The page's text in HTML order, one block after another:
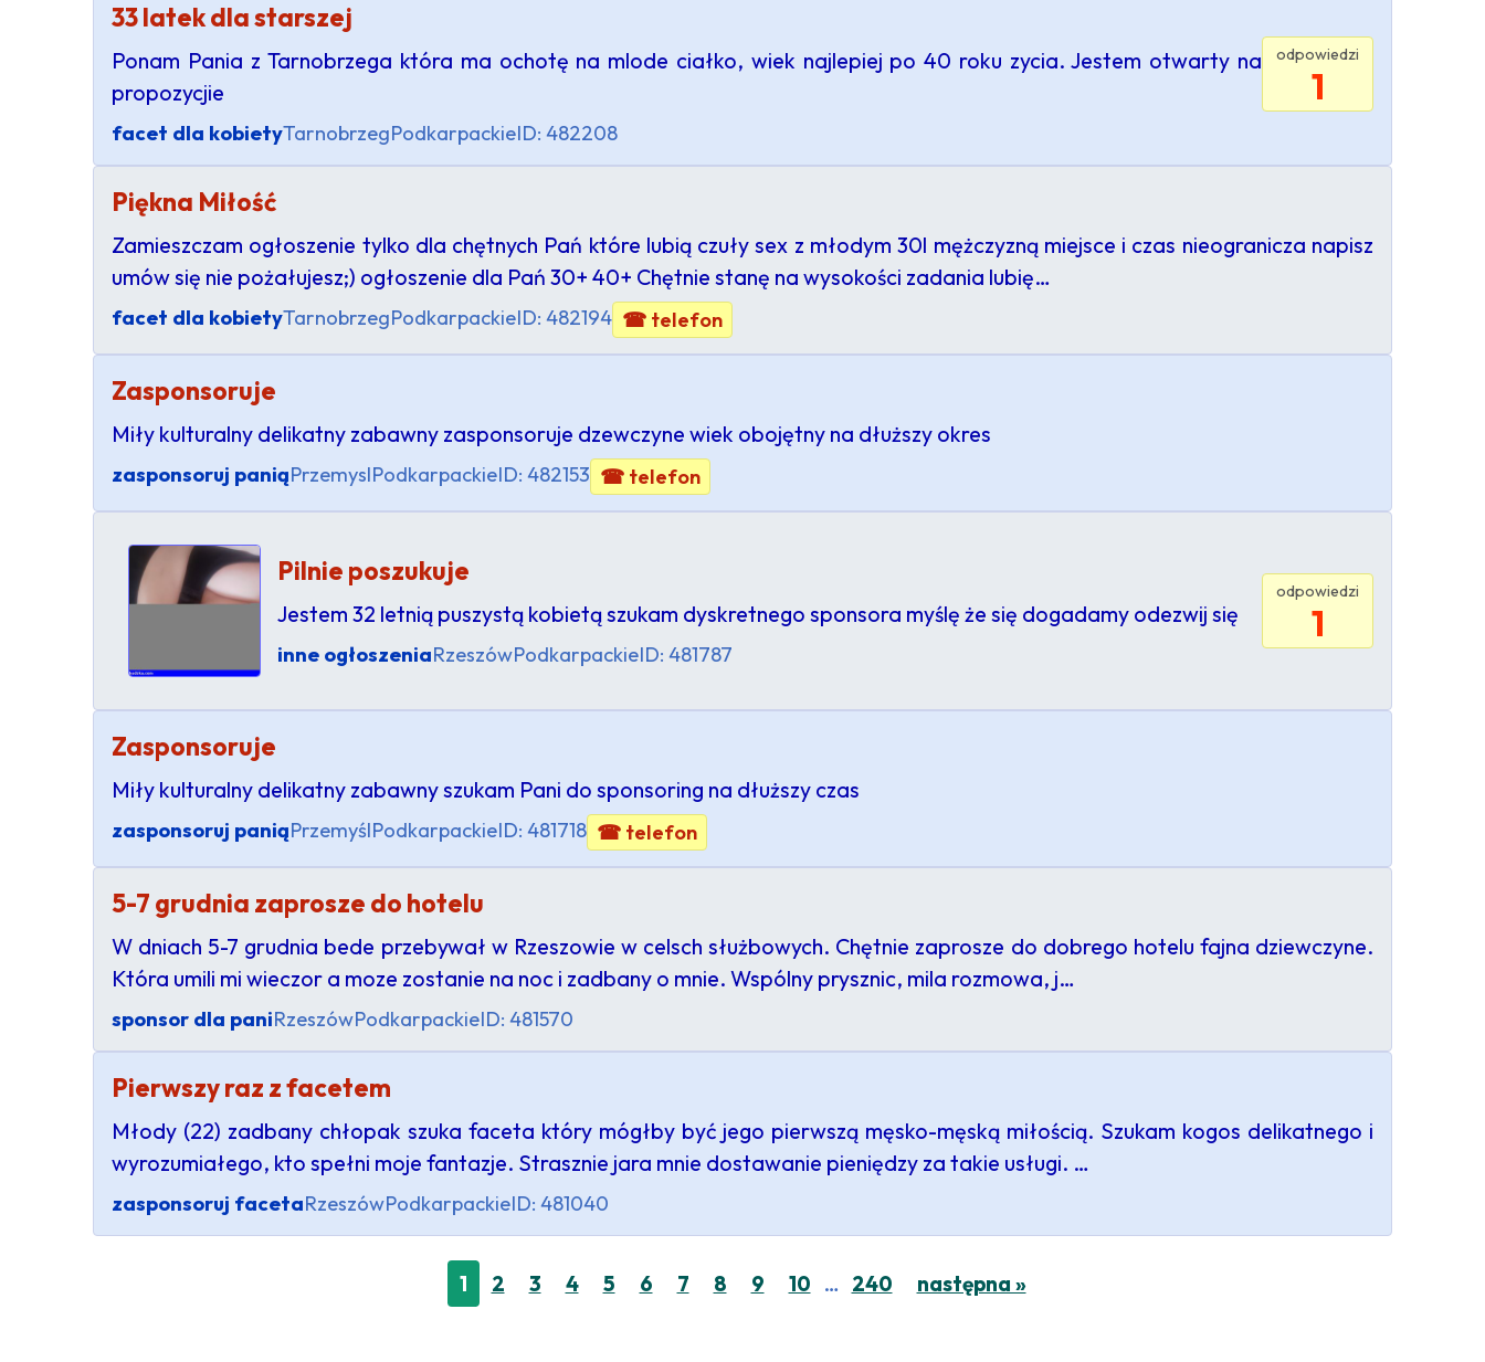
33 latek dla starszej
Ponam Pania z Tarnobrzega która ma ochotę na mlode ciałko, wiek najlepiej po 40 roku zycia. Jestem otwarty na
propozycjie
facet dla kobietyTarnobrzegPodkarpackieID: 482208
odpowiedzi
1
Piękna Miłość
Zamieszczam ogłoszenie tylko dla chętnych Pań które lubią czuły sex z młodym 30l mężczyzną miejsce i czas nieogranicza napisz
umów się nie pożałujesz;) ogłoszenie dla Pań 30+ 40+ Chętnie stanę na wysokości zadania lubię…
facet dla kobietyTarnobrzegPodkarpackieID: 482194 ☎ telefon
Zasponsoruje
Miły kulturalny delikatny zabawny zasponsoruje dzewczyne wiek obojętny na dłuższy okres
zasponsoruj paniąPrzemyslPodkarpackieID: 482153 ☎ telefon
Pilnie poszukuje
Jestem 32 letnią puszystą kobietą szukam dyskretnego sponsora myślę że się dogadamy odezwij się
inne ogłoszeniaRzeszówPodkarpackieID: 481787
odpowiedzi
1
Zasponsoruje
Miły kulturalny delikatny zabawny szukam Pani do sponsoring na dłuższy czas
zasponsoruj paniąPrzemyślPodkarpackieID: 481718 ☎ telefon
5-7 grudnia zaprosze do hotelu
W dniach 5-7 grudnia bede przebywał w Rzeszowie w celsch służbowych. Chętnie zaprosze do dobrego hotelu fajna dziewczyne.
Która umili mi wieczor a moze zostanie na noc i zadbany o mnie. Wspólny prysznic, mila rozmowa, j…
sponsor dla paniRzeszówPodkarpackieID: 481570
Pierwszy raz z facetem
Młody (22) zadbany chłopak szuka faceta który mógłby być jego pierwszą męsko-męską miłością. Szukam kogos delikatnego i
wyrozumiałego, kto spełni moje fantazje. Strasznie jara mnie dostawanie pieniędzy za takie usługi. …
zasponsoruj facetaRzeszówPodkarpackieID: 481040
1 2 3 4 5 6 7 8 9 10 … 240 następna »